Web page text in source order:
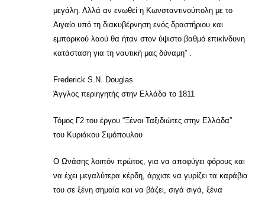
μεγάλη. Αλλά αν ενωθεί η Κωνσταντινούπολη με το
Αιγαίο υπό τη διακυβέρνηση ενός δραστήριου και
εμπορικού λαού θα ήταν στον ύψιστο βαθμό επικίνδυνη
κατάσταση για τη ναυτική μας δύναμη” .
Frederick S.N. Douglas
Άγγλος περιηγητής στην Ελλάδα το 1811
Τόμος Γ2 του έργου “Ξένοι Ταξιδιώτες στην Ελλάδα”
του Κυριάκου Σιμόπουλου
Ο Ωνάσης λοιπόν πρώτος, για να αποφύγει φόρους και
να έχει μεγαλύτερα κέρδη, άρχισε να γυρίζει τα καράβια
του σε ξένη σημαία και να βάζει, σιγά σιγά, ξένα